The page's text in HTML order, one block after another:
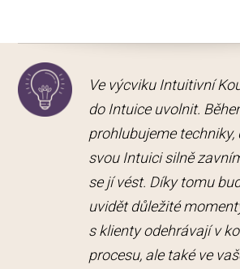
Ve výcviku Intuitivní
do Intuice uvolnit.
prohlubujeme
svou Intuici silně
se jí vést. Díky tomu
uvidět důležité
s klienty odehrávají v
procesu, ale také ve